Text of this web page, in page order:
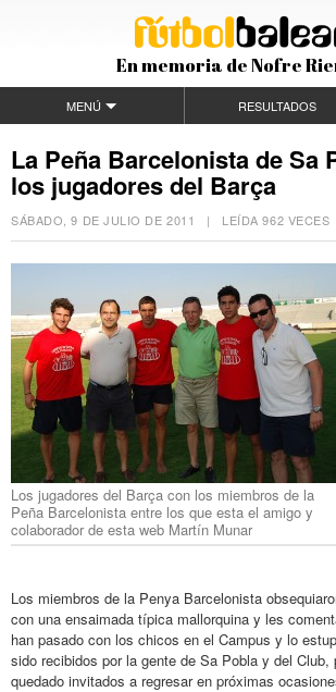
En memoria de Nofre
MENÚ RESULTADOS
La Peña Barcelonista de Sa
los jugadores del Barça
SÁBADO, 9 DE JULIO DE 2011 | LEÍDA 962
Los jugadores del Barça con los miembros de la
Peña Barcelonista entre los que esta el amigo y
colaborador de esta web Martín Munar
Los miembros de la Penya Barcelonista
con una ensaimada típica mallorquina y les
han pasado con los chicos en el Campus y lo
sido recibidos por la gente de Sa Pobla y del Club,
quedado invitados a regresar en próximas